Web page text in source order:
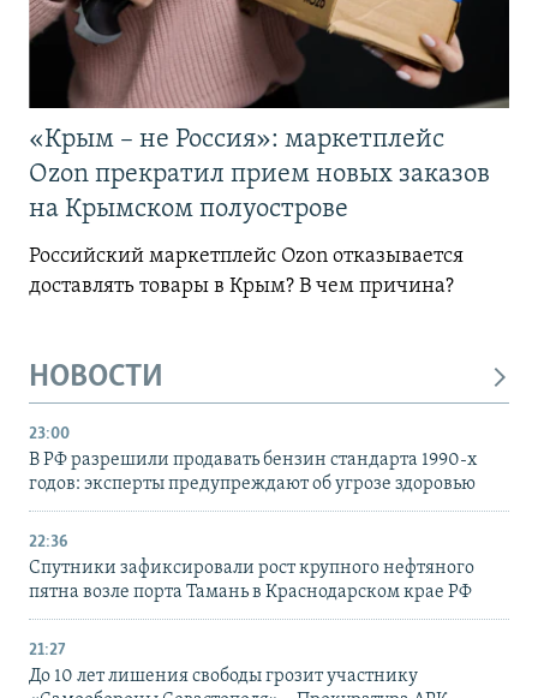
«Крым – не Россия»: маркетплейс
Ozon прекратил прием новых заказов
на Крымском полуострове
Российский маркетплейс Ozon отказывается
доставлять товары в Крым? В чем причина?
НОВОСТИ
23:00
В РФ разрешили продавать бензин стандарта 1990-х
годов: эксперты предупреждают об угрозе здоровью
22:36
Спутники зафиксировали рост крупного нефтяного
пятна возле порта Тамань в Краснодарском крае РФ
21:27
До 10 лет лишения свободы грозит участнику